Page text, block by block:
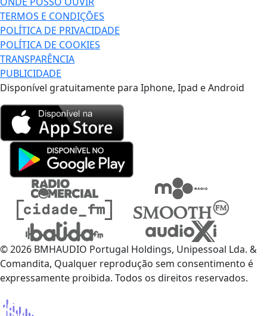
TERMOS E CONDIÇÕES
POLÍTICA DE PRIVACIDADE
POLÍTICA DE COOKIES
TRANSPARÊNCIA
PUBLICIDADE
Disponível gratuitamente para Iphone, Ipad e Android
© 2026 BMHAUDIO Portugal Holdings, Unipessoal Lda. &
Comandita, Qualquer reprodução sem consentimento é
expressamente proibida. Todos os direitos reservados.